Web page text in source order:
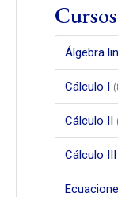
Álgebra
Cálculo I
Cálculo II
Cálculo III